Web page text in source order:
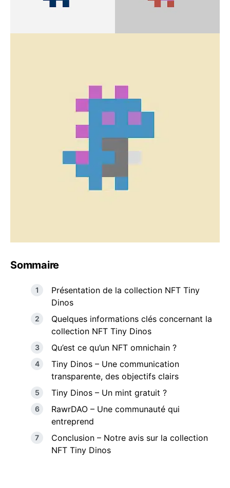
Sommaire
Présentation de la collection NFT Tiny
Dinos
Quelques informations clés concernant la
collection NFT Tiny Dinos
Qu’est ce qu’un NFT omnichain ?
Tiny Dinos – Une communication
transparente, des objectifs clairs
Tiny Dinos – Un mint gratuit ?
RawrDAO – Une communauté qui
entreprend
Conclusion – Notre avis sur la collection
NFT Tiny Dinos